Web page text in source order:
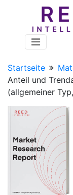
Startseite
Anteil und
(allgemeiner